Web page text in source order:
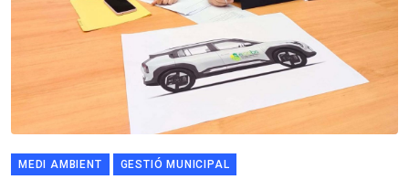
MEDI AMBIENT GESTIÓ MUNICIPAL